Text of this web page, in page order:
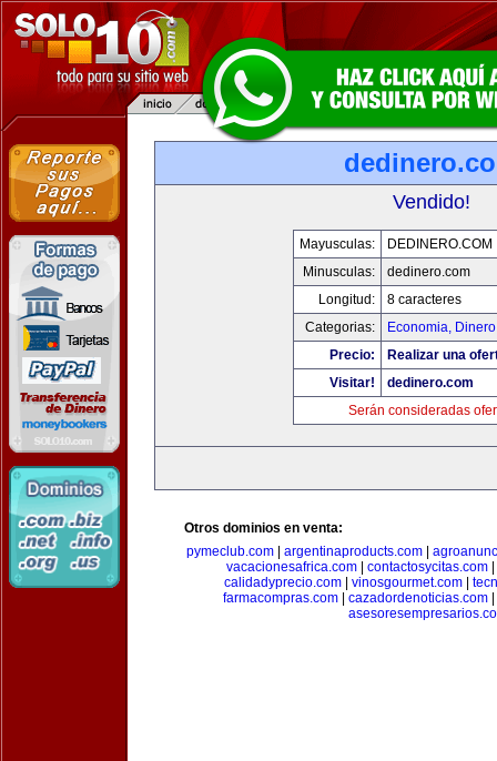
Vendido!
Mayusculas:
DEDINERO.COM
Minusculas:
dedinero.com
Longitud:
8 caracteres
Categorias:
Economia,
Precio:
Realizar una
Visitar!
dedinero.com
Serán consideradas
Otros dominios en venta:
pymeclub.com| argentinaproducts.com|
vacacionesafrica.com| contactosycitas.com|
calidadyprecio.com
vinosgourmet.com
farmacompras.com
cazadordenoticias.com